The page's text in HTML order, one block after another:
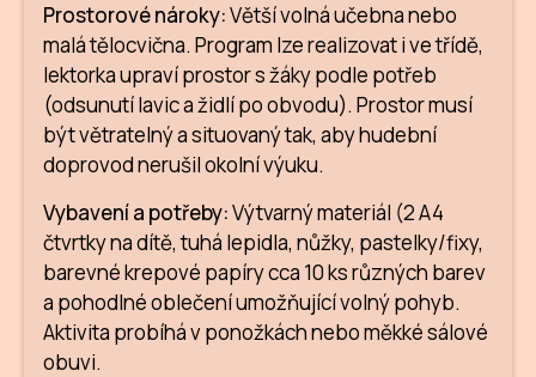
Prostorové nároky:Větší volná učebna nebo
malá tělocvična. Program lze realizovat i ve třídě,
lektorka upraví prostor s žáky podle potřeb
(odsunutí lavic a židlí po obvodu). Prostor musí
být větratelný a situovaný tak, aby hudební
doprovod nerušil okolní výuku.
Vybavení a potřeby:Výtvarný materiál (2 A4
čtvrtky na dítě, tuhá lepidla, nůžky, pastelky/fixy,
barevné krepové papíry cca 10 ks různých barev
a pohodlné oblečení umožňující volný pohyb.
Aktivita probíhá v ponožkách nebo měkké sálové
obuvi.